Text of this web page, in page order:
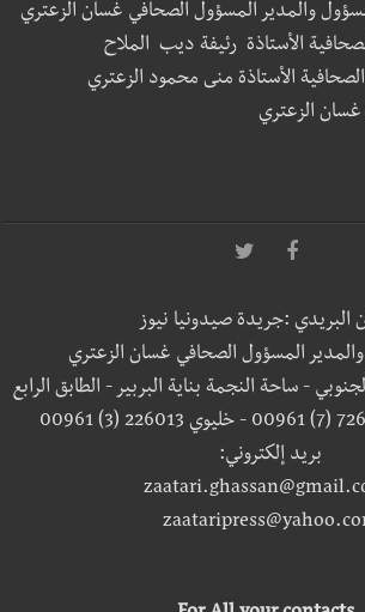
والمدير المسؤول الصحافي غسان الزعتري
الأستاذة رئيفة ديب الملاح
الأستاذة منى محمود الزعتري
الزعتري
البريدي :جريدة صيدونيا نيوز
المسؤول الصحافي غسان الزعتري
- ساحة النجمة بناية البربير - الطابق الرابع
بريد إلكتروني: